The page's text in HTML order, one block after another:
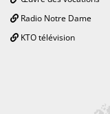
Radio Notre Dame
KTO télévision